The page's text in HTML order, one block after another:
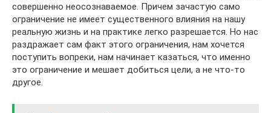
совер­шенно неосо­зна­ва­е­мое. Причем зача­стую само
огра­ни­че­ние не имеет суще­ствен­ного вли­я­ния на нашу
реаль­ную жизнь и на прак­тике легко раз­ре­ша­ется. Но нас
раз­дра­жает сам факт этого огра­ни­че­ния, нам хочется
посту­пить вопреки, нам начи­нает казаться, что именно
это огра­ни­че­ние и мешает добиться цели, а не что-то
другое.